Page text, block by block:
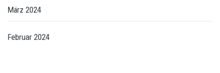
März 2024
Februar 2024